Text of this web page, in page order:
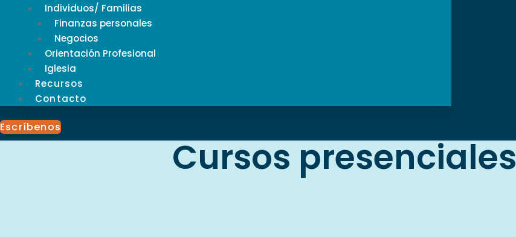
Individuos/ Familias
Finanzas personales
Negocios
Orientación Profesional
Iglesia
Recursos
Contacto
Escríbenos
Cursos presenciales